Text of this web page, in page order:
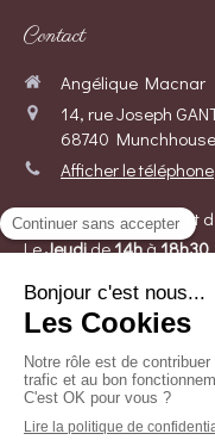
Contact
Angélique Macnar
14, rue Joseph
68740 Munchhouse
Afficher le téléphone
LeMardide 9hà11h et
LeJeudide14hà18h30
Le
Samedi 8h à
Prendre rendez-vous
Création et référencement